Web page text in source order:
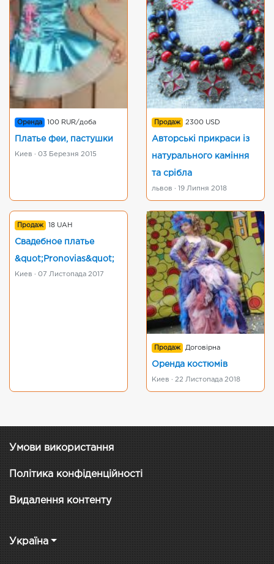
Оренда 100 RUR/доба
Платье феи, пастушки
Киев · 03 Березня 2015
Продаж 2300 USD
Авторські прикраси із
натурального каміння
та срібла
львов · 19 Липня 2018
Продаж 18 UAH
Свадебное платье
&quot;Pronoviаs&quot;
Киев · 07 Листопада 2017
Продаж Договірна
Оренда костюмів
Киев · 22 Листопада 2018
Умови використання
Політика конфіденційності
Видалення контенту
Україна